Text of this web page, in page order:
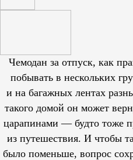
Чемодан за отпуск, как
побывать в нескольких
и на багажных лентах
такого домой он может
царапинами — будто тоже
из путешествия. И чтобы
было поменьше, вопрос